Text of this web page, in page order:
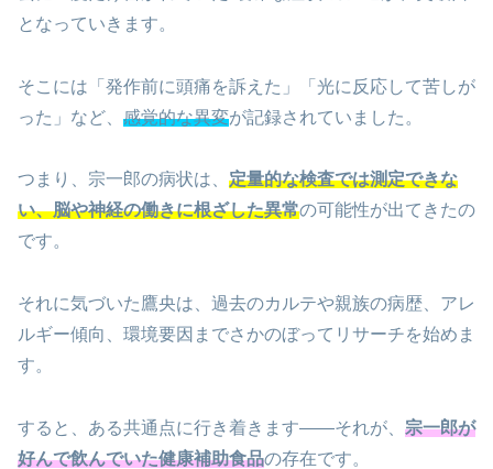
となっていきます。
そこには「発作前に頭痛を訴えた」「光に反応して苦しが
った」など、 感覚的な異変が記録されていました。
つまり、宗一郎の病状は、 定量的な検査では測定できな
い、脳や神経の働きに根ざした異常の可能性が出てきたの
です。
それに気づいた鷹央は、過去のカルテや親族の病歴、アレ
ルギー傾向、環境要因までさかのぼってリサーチを始めま
す。
すると、ある共通点に行き着きます――それが、 宗一郎が
好んで飲んでいた健康補助食品の存在です。